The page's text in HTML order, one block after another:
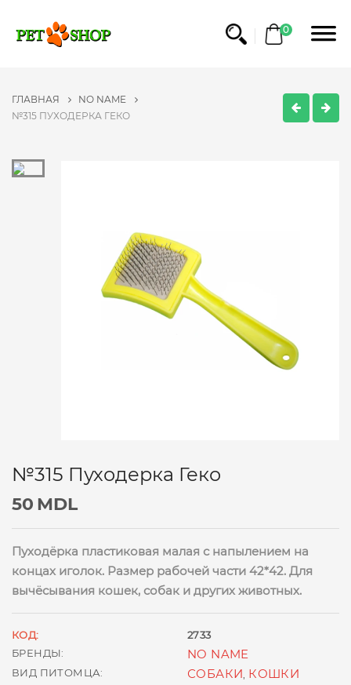
0
ГЛАВНАЯ
NO NAME
№315 ПУХОДЕРКА ГЕКО
№315 Пуходерка Геко
50 MDL
Пуходёрка пластиковая малая с напылением на
концах иголок. Размер рабочей части 42*42. Для
вычёсывания кошек, собак и других животных.
КОД:
2733
БРЕНДЫ:
NO NAME
ВИД ПИТОМЦА: СОБАКИ КОШКИ